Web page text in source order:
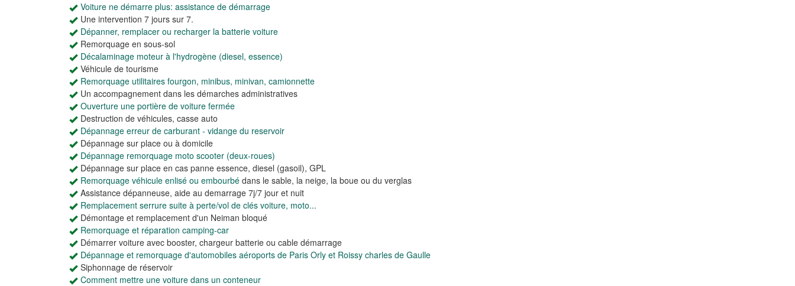
Voiture ne démarre plus: assistance de démarrage
Une intervention 7 jours sur 7.
Dépanner, remplacer ou recharger la batterie voiture
Remorquage en sous-sol
Décalaminage moteur à l'hydrogène (diesel, essence)
Véhicule de tourisme
Remorquage utilitaires fourgon, minibus, minivan, camionnette
Un accompagnement dans les démarches administratives
Ouverture une portière de voiture fermée
Destruction de véhicules, casse auto
Dépannage erreur de carburant - vidange du reservoir
Dépannage sur place ou à domicile
Dépannage remorquage moto scooter (deux-roues)
Dépannage sur place en cas panne essence, diesel (gasoil), GPL
Remorquage véhicule enlisé ou embourbé dans le sable, la neige, la boue ou du verglas
Assistance dépanneuse, aide au demarrage 7j/7 jour et nuit
Remplacement serrure suite à perte/vol de clés voiture, moto...
Démontage et remplacement d'un Neiman bloqué
Remorquage et réparation camping-car
Démarrer voiture avec booster, chargeur batterie ou cable démarrage
Dépannage et remorquage d'automobiles aéroports de Paris Orly et Roissy charles de Gaulle
Siphonnage de réservoir
Comment mettre une voiture dans un conteneur